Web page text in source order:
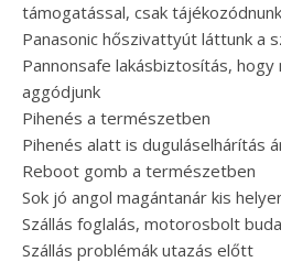
támogatással, csak
Panasonic hőszivattyút láttunk a
Pannonsafe lakásbiztosítás, hogy
aggódjunk
Pihenés a természetben
Pihenés alatt is duguláselhárítás
Reboot gomb a természetben
Sok jó angol magántanár kis
Szállás foglalás, motorosbolt
Szállás problémák utazás előtt